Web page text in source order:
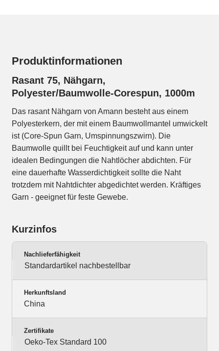
Produktinformationen
Rasant 75, Nähgarn,
Polyester/Baumwolle-Corespun, 1000m
Das rasant Nähgarn von Amann besteht aus einem
Polyesterkern, der mit einem Baumwollmantel umwickelt
ist (Core-Spun Garn, Umspinnungszwirn). Die
Baumwolle quillt bei Feuchtigkeit auf und kann unter
idealen Bedingungen die Nahtlöcher abdichten. Für
eine dauerhafte Wasserdichtigkeit sollte die Naht
trotzdem mit Nahtdichter abgedichtet werden. Kräftiges
Garn - geeignet für feste Gewebe.
Kurzinfos
Nachlieferfähigkeit
Standardartikel nachbestellbar
Herkunftsland
China
Zertifikate
Oeko-Tex Standard 100